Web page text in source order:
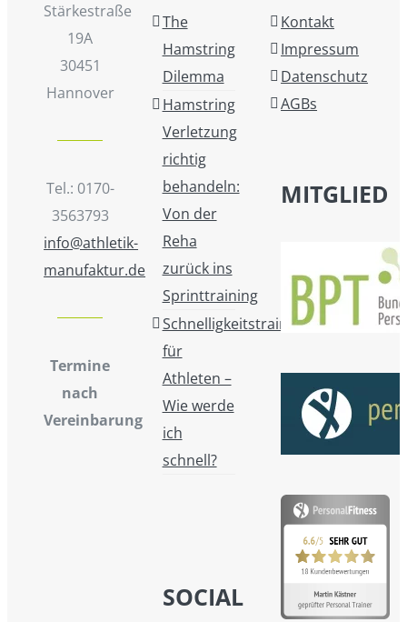
Stärkestraße
19A
30451
Hannover
Tel.: 0170-
3563793
info@athletik-
manufaktur.de
Termine
nach
Vereinbarung
The
Hamstring
Dilemma
Hamstring
Verletzung
richtig
behandeln:
Von der
Reha
zurück ins
Sprinttraining
Schnelligkeitstraining
für
Athleten –
Wie werde
ich
schnell?
SOCIAL
Kontakt
Impressum
Datenschutz
AGBs
MITGLIED